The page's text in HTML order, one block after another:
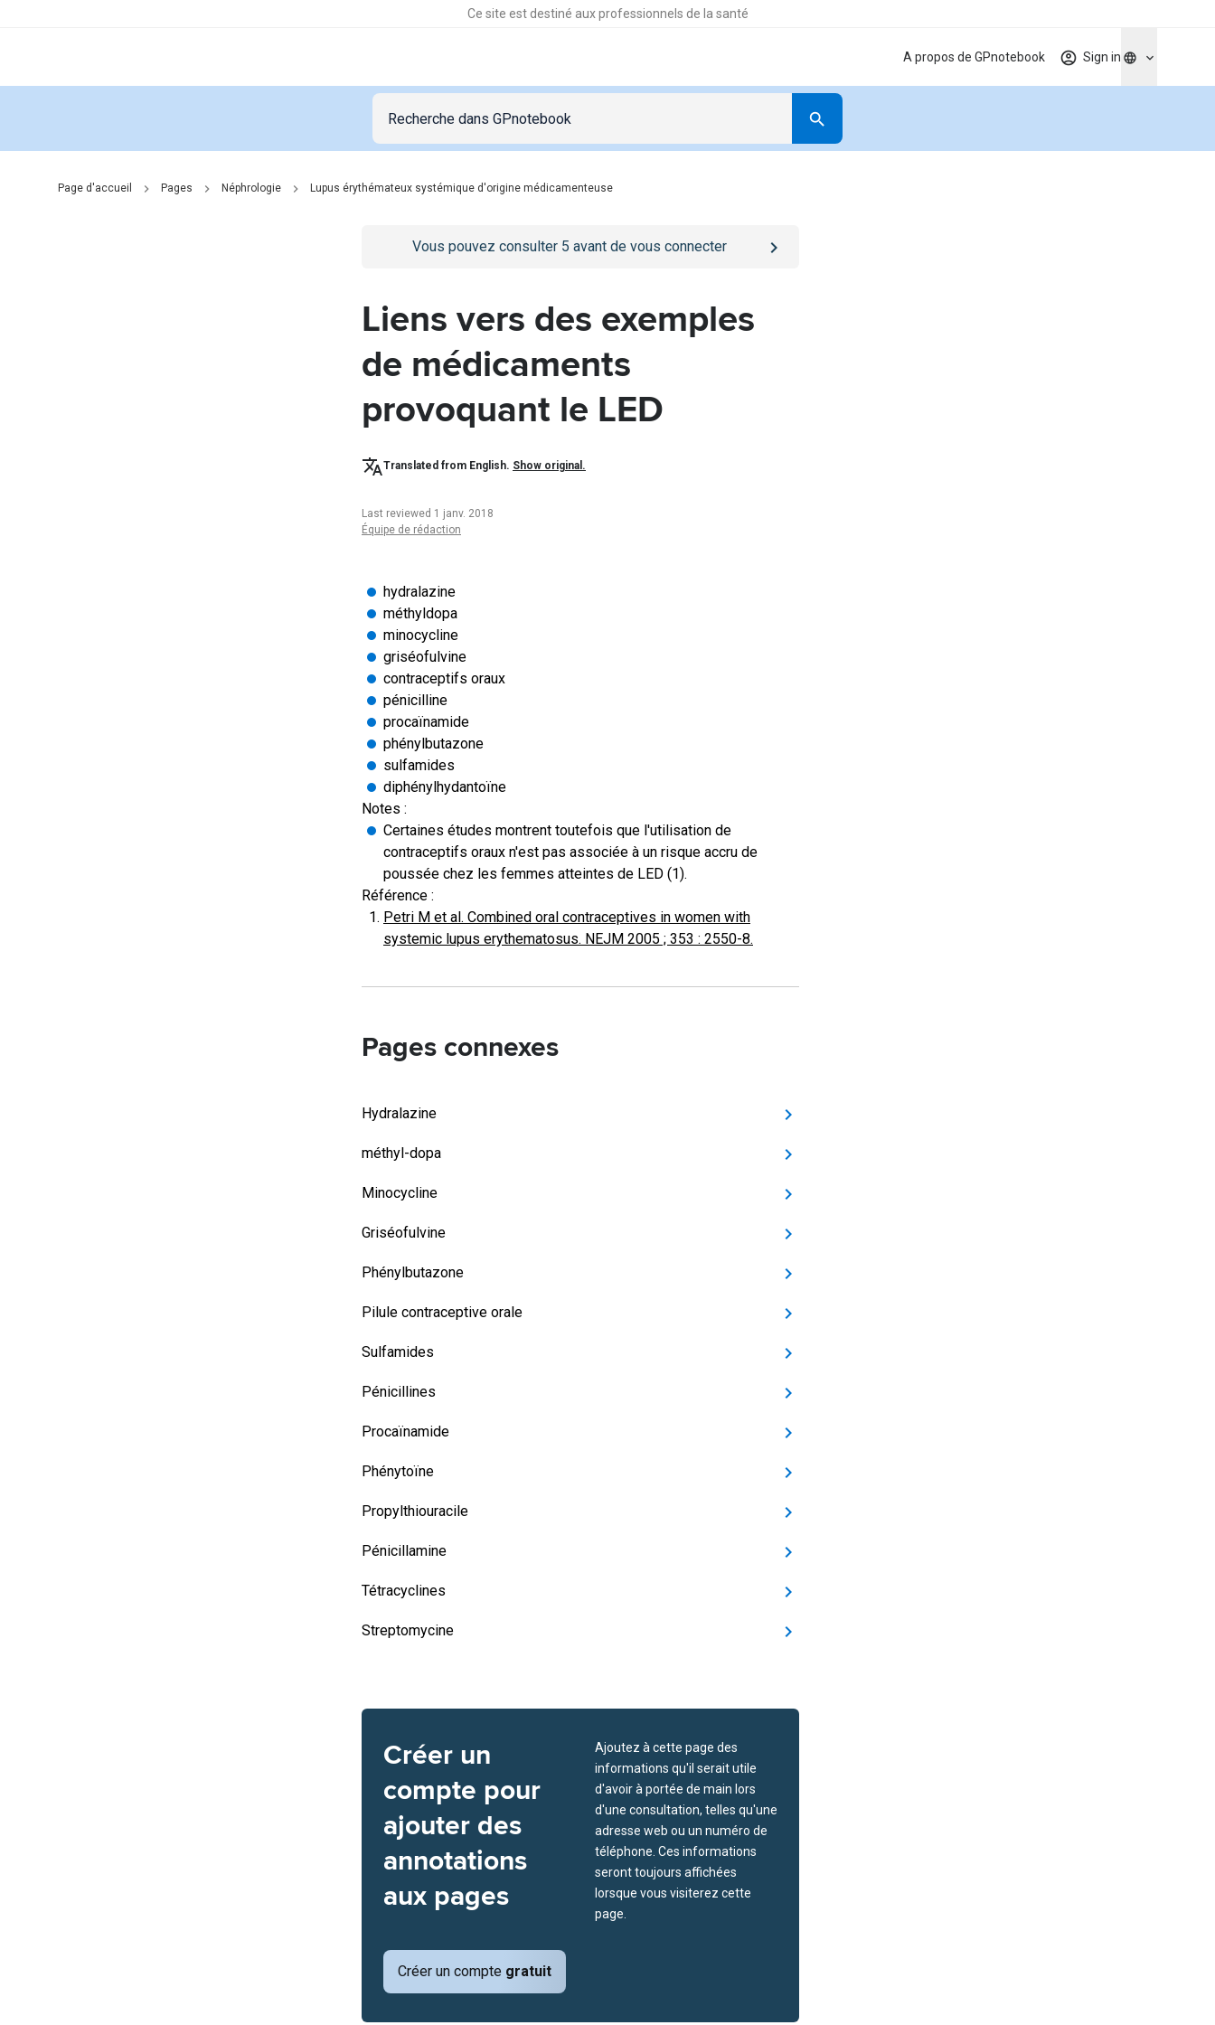
Ce site est destiné aux professionnels de la santé
A propos de GPnotebook Sign in
Page d'accueil Pages Néphrologie Lupus érythémateux systémique d'origine médicamenteuse
/se-connecterpage
Vous pouvez consulter 5 avant de vous connecter
Liens vers des exemples
de médicaments
provoquant le LED
Translated from English. Show original.
Last reviewed 1 janv. 2018
Équipe de rédaction
hydralazine
méthyldopa
minocycline
griséofulvine
contraceptifs oraux
pénicilline
procaïnamide
phénylbutazone
sulfamides
diphénylhydantoïne
Notes :
Certaines études montrent toutefois que l'utilisation de
contraceptifs oraux n'est pas associée à un risque accru de
poussée chez les femmes atteintes de LED (1).
Référence :
Petri M et al. Combined oral contraceptives in women with
systemic lupus erythematosus. NEJM 2005 ; 353 : 2550-8.
Pages connexes
Hydralazine
méthyl-dopa
Minocycline
Griséofulvine
Phénylbutazone
Pilule contraceptive orale
Sulfamides
Pénicillines
Procaïnamide
Phénytoïne
Propylthiouracile
Pénicillamine
Tétracyclines
Streptomycine
Créer un
compte pour
ajouter des
annotations
aux pages
Créer un compte gratuit
Ajoutez à cette page des
informations qu'il serait utile
d'avoir à portée de main lors
d'une consultation, telles qu'une
adresse web ou un numéro de
téléphone. Ces informations
seront toujours affichées
lorsque vous visiterez cette
page.